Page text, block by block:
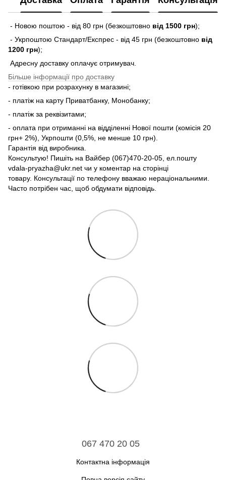
- Новою поштою - від 80 грн (безкоштовно від 1500 грн);
- Укрпоштою Стандарт/Експрес - від 45 грн (безкоштовно від
1200 грн);
Адресну доставку оплачує отримувач.
Більше інформації про доставку
- готівкою при розрахунку в магазині;
- платіж на карту Приватбанку, Монобанку;
- платіж за реквізитами;
- оплата при отриманні на відділенні Нової пошти (комісія 20
грн+ 2%), Укрпошти (0,5%, не менше 10 грн).
Гарантія від виробника.
Консультую! Пишіть на Вайбер (067)470-20-05, ел.пошту
vdala-pryazha@ukr.net чи у коментар на сторінці
товару. Консультації по телефону вважаю нераціональними.
Часто потрібен час, щоб обдумати відповідь.
067 470 20 05
Контактна інформація